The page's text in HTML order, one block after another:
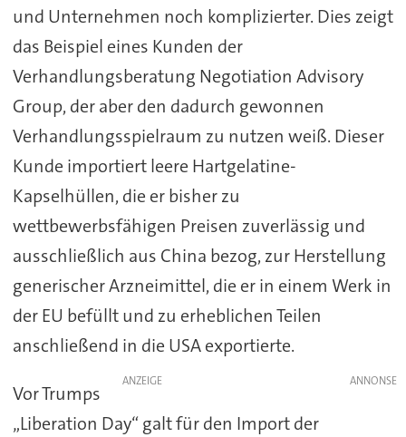
und Unternehmen noch komplizierter. Dies zeigt
das Beispiel eines Kunden der
Verhandlungsberatung Negotiation Advisory
Group, der aber den dadurch gewonnen
Verhandlungsspielraum zu nutzen weiß. Dieser
Kunde importiert leere Hartgelatine-
Kapselhüllen, die er bisher zu
wettbewerbsfähigen Preisen zuverlässig und
ausschließlich aus China bezog, zur Herstellung
generischer Arzneimittel, die er in einem Werk in
der EU befüllt und zu erheblichen Teilen
anschließend in die USA exportierte.
ANZEIGE
Vor Trumps
„Liberation Day“ galt für den Import der